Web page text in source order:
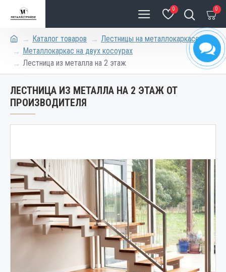
0 0
Каталог товаров
Лестницы на металлокаркасе
Металлокаркас на двух косоурах
Лестница из металла на 2 этаж
ЛЕСТНИЦА ИЗ МЕТАЛЛА НА 2 ЭТАЖ ОТ
ПРОИЗВОДИТЕЛЯ